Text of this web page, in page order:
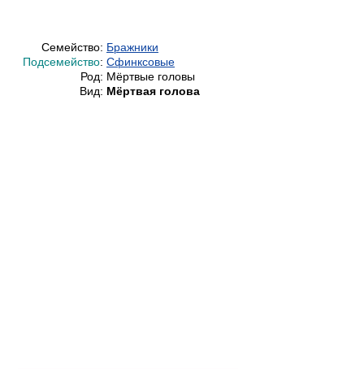
Семейство: Бражники
Подсемейство: Сфинксовые
Род: Мёртвые головы
Вид: Мёртвая голова